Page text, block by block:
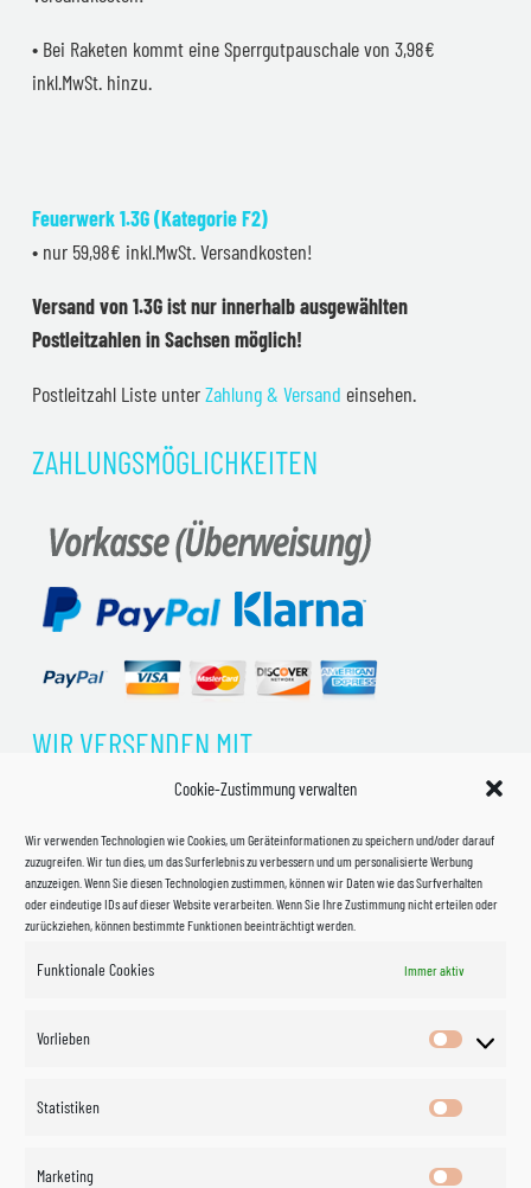
Cookie-Zustimmung verwalten
Wir verwenden Technologien wie Cookies, um Geräteinformationen zu speichern und/oder darauf
zuzugreifen. Wir tun dies, um das Surferlebnis zu verbessern und um personalisierte Werbung
anzuzeigen. Wenn Sie diesen Technologien zustimmen, können wir Daten wie das Surfverhalten
oder eindeutige IDs auf dieser Website verarbeiten. Wenn Sie Ihre Zustimmung nicht erteilen oder
zurückziehen, können bestimmte Funktionen beeinträchtigt werden.
Funktionale Cookies Immer aktiv
Vorlieben
Vorlieben
Statistiken
Marketing
• Bei Raketen kommt eine Sperrgutpauschale von 3,98€
inkl.MwSt. hinzu.
Feuerwerk 1.3G (Kategorie F2)
• nur 59,98€ inkl.MwSt. Versandkosten!
Versand von 1.3G ist nur innerhalb ausgewählten
Postleitzahlen in Sachsen möglich!
Postleitzahl Liste unterZahlung & Versand einsehen.
ZAHLUNGSMÖGLICHKEITEN
WIR VERSENDEN MIT